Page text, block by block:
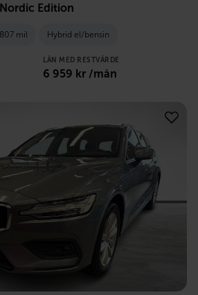
Edition
mil Hybrid el/bensin
LÅN MED RESTVÄRDE
6 959 kr /mån